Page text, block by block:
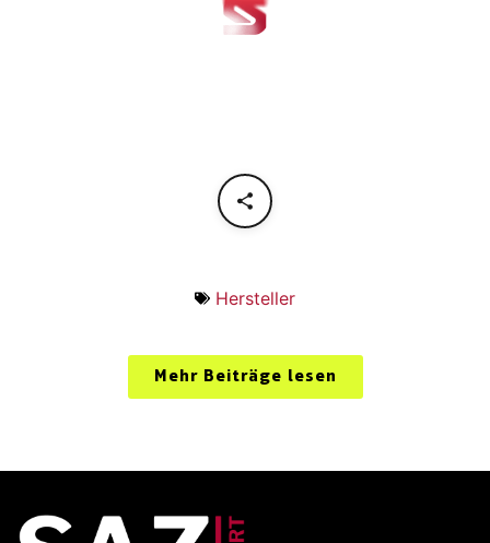
Hersteller
Mehr Beiträge lesen